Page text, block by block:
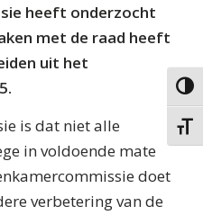
Kies
heeft onderzocht
met de raad heeft
uit het
is dat niet alle
in voldoende mate
doet
verbetering van de